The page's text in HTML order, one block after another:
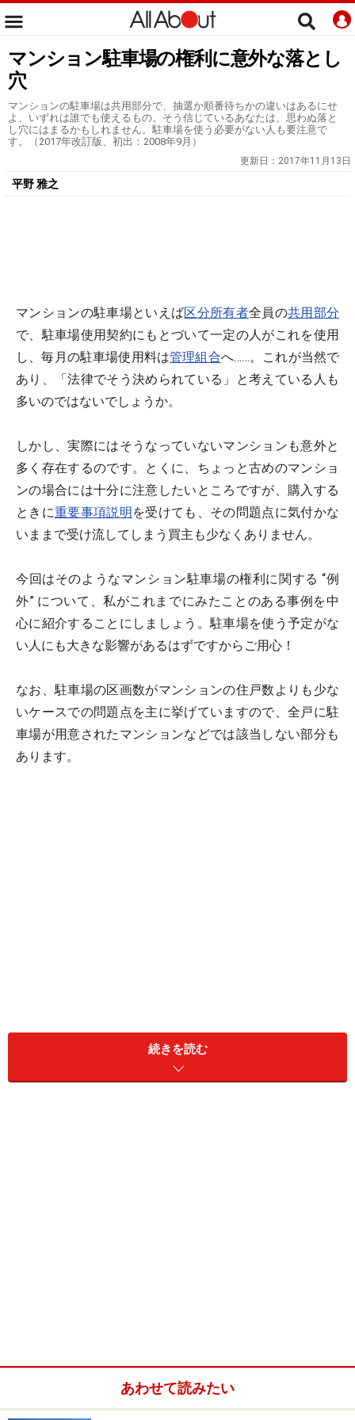
マンション駐車場の権利に意外な落とし
穴
マンションの駐車場は共用部分で、抽選か順番待ちかの違いはあるにせ
よ、いずれは誰でも使えるもの。そう信じているあなたは、思わぬ落と
し穴にはまるかもしれません。駐車場を使う必要がない人も要注意で
す。（2017年改訂版、初出：2008年9月）
更新日： 2017年11月13日
平野 雅之
マンションの駐車場といえば区分所有者全員の共用部分
で、駐車場使用契約にもとづいて一定の人がこれを使用
し、毎月の駐車場使用料は管理組合へ……。これが当然で
あり、「法律でそう決められている」と考えている人も
多いのではないでしょうか。
しかし、実際にはそうなっていないマンションも意外と
多く存在するのです。とくに、ちょっと古めのマンショ
ンの場合には十分に注意したいところですが、購入する
ときに重要事項説明を受けても、その問題点に気付かな
いままで受け流してしまう買主も少なくありません。
今回はそのようなマンション駐車場の権利に関する “例
外” について、私がこれまでにみたことのある事例を中
心に紹介することにしましょう。駐車場を使う予定がな
い人にも大きな影響があるはずですからご用心！
なお、駐車場の区画数がマンションの住戸数よりも少な
いケースでの問題点を主に挙げていますので、全戸に駐
車場が用意されたマンションなどでは該当しない部分も
あります。
続きを読む
あわせて読みたい